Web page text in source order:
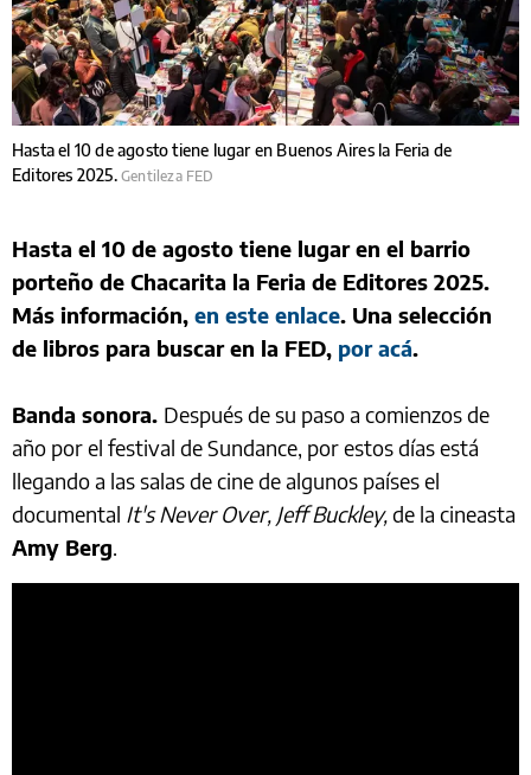
Hasta el 10 de agosto tiene lugar en Buenos Aires la Feria de
Editores 2025. Gentileza FED
Hasta el 10 de agosto tiene lugar en el barrio
porteño de Chacarita la Feria de Editores 2025.
Más información, en este enlace. Una selección
de libros para buscar en la FED, por acá.
Banda sonora. Después de su paso a comienzos de
año por el festival de Sundance, por estos días está
llegando a las salas de cine de algunos países el
documental It's Never Over, Jeff Buckley,de la cineasta
Amy Berg.